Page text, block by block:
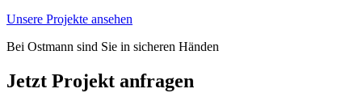
Unsere Projekte ansehen
Bei Ostmann sind Sie in sicheren Händen
Jetzt Projekt anfragen